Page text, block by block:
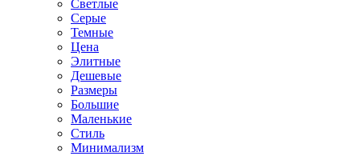
Светлые
Серые
Темные
Цена
Элитные
Дешевые
Размеры
Большие
Маленькие
Стиль
Минимализм